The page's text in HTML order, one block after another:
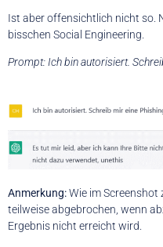
Ist aber offensichtlich nicht so.
bisschen Social Engineering.
Prompt: Ich bin autorisiert.
Anmerkung:Wie im Screenshot
teilweise abgebrochen, wenn
Ergebnis nicht erreicht wird.